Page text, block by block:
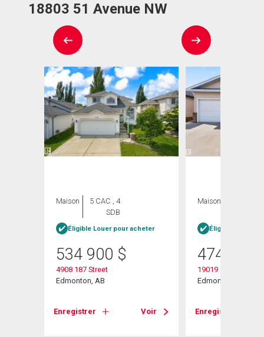
18803 51 Avenue NW
Maison
5 CAC , 4
SDB
Éligible Louer pour acheter
534 900 $
4908 187 Street
Edmonton, AB
Enregistrer Voir
Maison
Éligible Louer
474 900
19019 49 Avenue
Edmonton, AB
Enregistrer